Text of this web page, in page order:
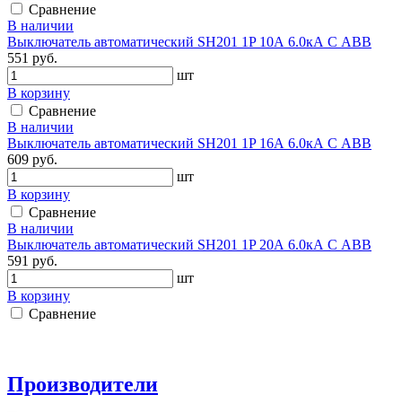
Сравнение
В наличии
Выключатель автоматический SH201 1P 10А 6.0кА С АВВ
551 руб.
шт
В корзину
Сравнение
В наличии
Выключатель автоматический SH201 1P 16А 6.0кА С АВВ
609 руб.
шт
В корзину
Сравнение
В наличии
Выключатель автоматический SH201 1P 20А 6.0кА С АВВ
591 руб.
шт
В корзину
Сравнение
Производители